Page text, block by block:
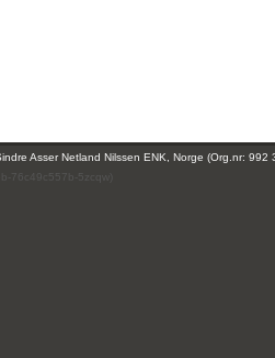
Asser Netland Nilssen ENK, Norge (Org.nr: 992
76c49c557b-5zcqw)